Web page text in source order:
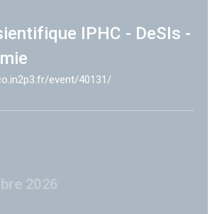
IPHC - DeSIs -
event/40131/
2026